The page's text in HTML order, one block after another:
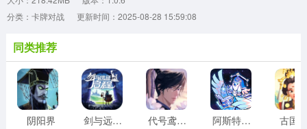
分类：卡牌对战
更新时间：2025-08-28 15:59:08
同类推荐
阴阳界 剑与远征2启程 代号鸢台服 阿斯特赖亚六面神谕 古国